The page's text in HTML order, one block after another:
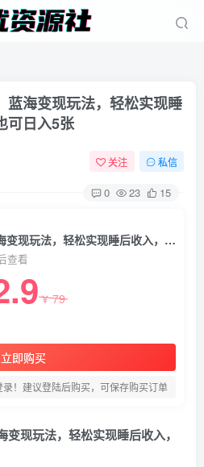
蓝海变现玩法，轻松实现睡
可日入5张
关注 私信
0 23 15
拼多多开店运营课程：蓝海变现玩法，轻松实现睡后收入，零基础小白也可日入5张
查看
￥79
立即购买
录！建议登陆后购买，可保存购买订单
现玩法，轻松实现睡后收入，